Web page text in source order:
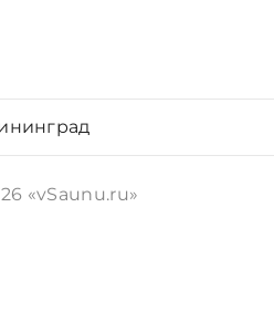
«vSaunu.ru»